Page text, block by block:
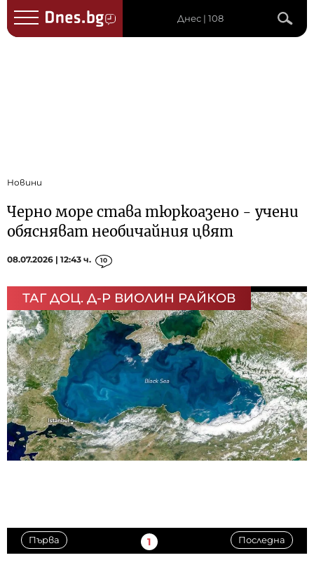
Днес | 108
Новини
Черно море става тюркоазено - учени
обясняват необичайния цвят
08.07.2026 | 12:43 ч. 10
ТАГ ДОЦ. Д-Р ВИОЛИН РАЙКОВ
Първа 1 Последна